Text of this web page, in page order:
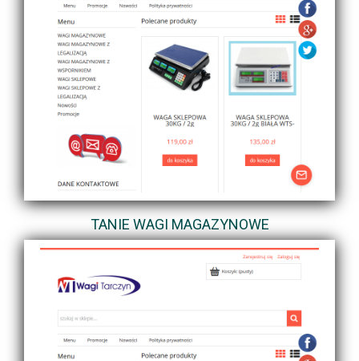
TANIE WAGI MAGAZYNOWE